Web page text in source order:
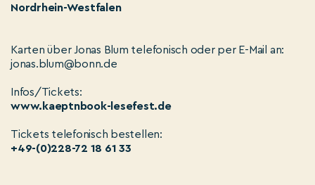
Nordrhein-Westfalen
Karten über Jonas Blum telefonisch oder per E-Mail an:
jonas.blum@bonn.de
Infos/Tickets:
www.kaeptnbook-lesefest.de
Tickets telefonisch bestellen:
+49-(0)228-72 18 61 33